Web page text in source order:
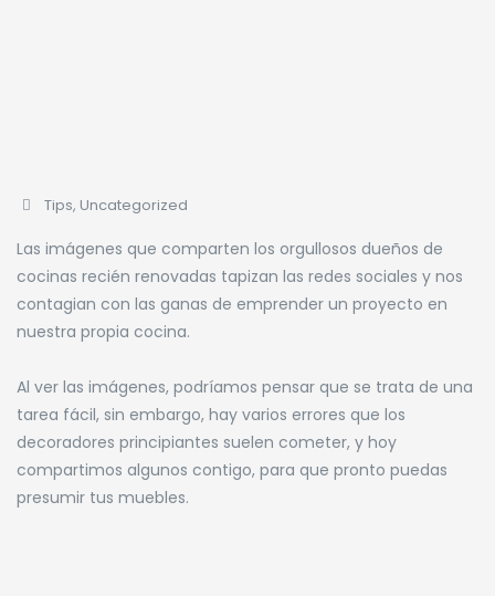
Tips, Uncategorized
Las imágenes que comparten los orgullosos dueños de
cocinas recién renovadas tapizan las redes sociales y nos
contagian con las ganas de emprender un proyecto en
nuestra propia cocina.
Al ver las imágenes, podríamos pensar que se trata de una
tarea fácil, sin embargo, hay varios errores que los
decoradores principiantes suelen cometer, y hoy
compartimos algunos contigo, para que pronto puedas
presumir tus muebles.